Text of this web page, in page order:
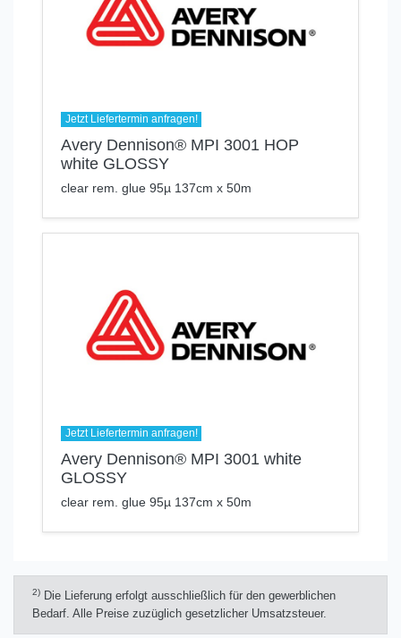
Jetzt Liefertermin anfragen!
Avery Dennison® MPI 3001 HOP
white GLOSSY
clear rem. glue 95µ 137cm x 50m
Jetzt Liefertermin anfragen!
Avery Dennison® MPI 3001 white
GLOSSY
clear rem. glue 95µ 137cm x 50m
2) Die Lieferung erfolgt ausschließlich für den gewerblichen
Bedarf. Alle Preise zuzüglich gesetzlicher Umsatzsteuer.